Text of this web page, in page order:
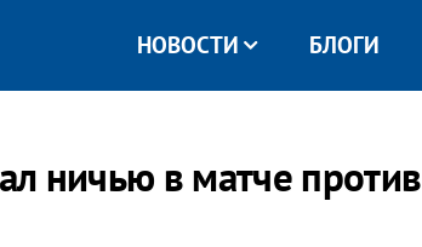
НОВОСТИ БЛОГИ
ничью в матче против